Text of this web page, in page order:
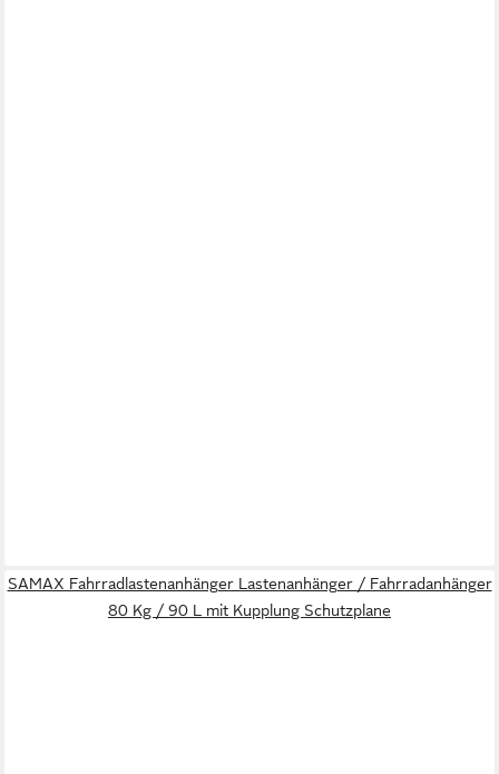
SAMAX Fahrradlastenanhänger Lastenanhänger / Fahrradanhänger
80 Kg / 90 L mit Kupplung Schutzplane